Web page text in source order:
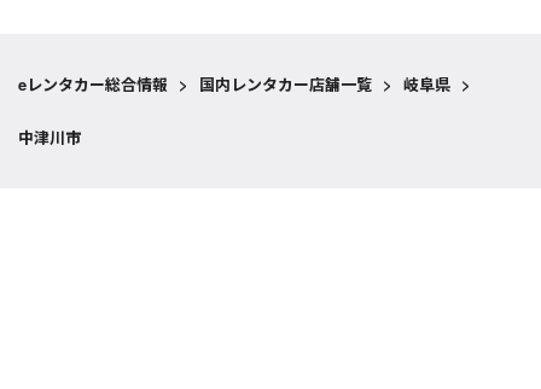
eレンタカー総合情報 > 国内レンタカー店舗一覧 > 岐阜県 >
中津川市